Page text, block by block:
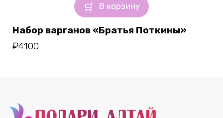
В корзину
Набор варганов «Братья Поткины»
₽4100